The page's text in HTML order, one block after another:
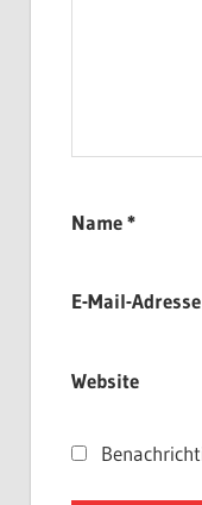
Name*
E-Mail-Adresse
Website